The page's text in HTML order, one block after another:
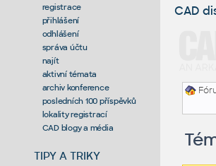
registrace
přihlášení
odhlášení
správa účtu
najít
aktivní témata
archiv konference
posledních 100 příspěvků
lokality registrací
CAD blogy a média
TIPY A TRIKY
CAD